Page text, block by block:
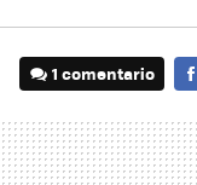
1 comentario